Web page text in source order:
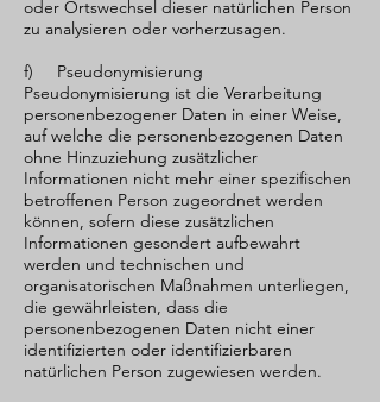
oder Ortswechsel dieser natürlichen Person
zu analysieren oder vorherzusagen.
f) Pseudonymisierung
Pseudonymisierung ist die Verarbeitung
personenbezogener Daten in einer Weise,
auf welche die personenbezogenen Daten
ohne Hinzuziehung zusätzlicher
Informationen nicht mehr einer spezifischen
betroffenen Person zugeordnet werden
können, sofern diese zusätzlichen
Informationen gesondert aufbewahrt
werden und technischen und
organisatorischen Maßnahmen unterliegen,
die gewährleisten, dass die
personenbezogenen Daten nicht einer
identifizierten oder identifizierbaren
natürlichen Person zugewiesen werden.